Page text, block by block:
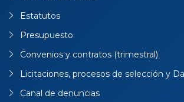
Estatutos
Presupuesto
Convenios y contratos (trimestral)
Licitaciones, procesos de selección y
Canal de denuncias